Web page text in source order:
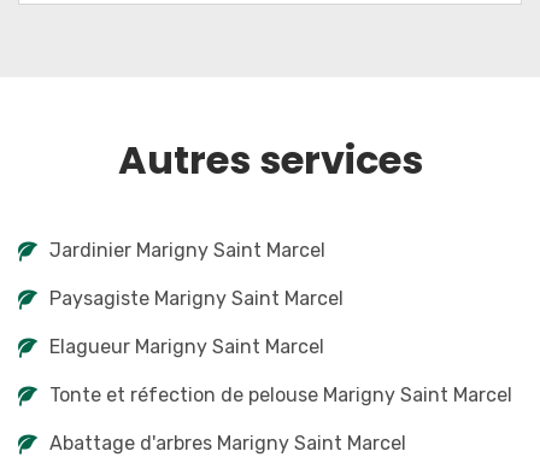
Autres services
Jardinier Marigny Saint Marcel
Paysagiste Marigny Saint Marcel
Elagueur Marigny Saint Marcel
Tonte et réfection de pelouse Marigny Saint Marcel
Abattage d'arbres Marigny Saint Marcel